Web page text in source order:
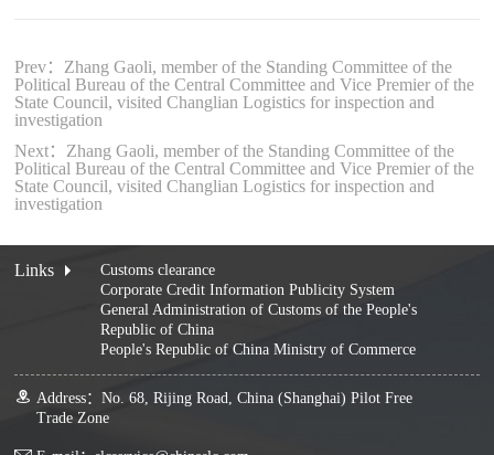
Prev：Zhang Gaoli, member of the Standing Committee of the
Political Bureau of the Central Committee and Vice Premier of the
State Council, visited Changlian Logistics for inspection and
investigation
Next：Zhang Gaoli, member of the Standing Committee of the
Political Bureau of the Central Committee and Vice Premier of the
State Council, visited Changlian Logistics for inspection and
investigation
Links
Customs clearance
Corporate Credit Information Publicity System
General Administration of Customs of the People's
Republic of China
People's Republic of China Ministry of Commerce
Address：No. 68, Rijing Road, China (Shanghai) Pilot Free
Trade Zone